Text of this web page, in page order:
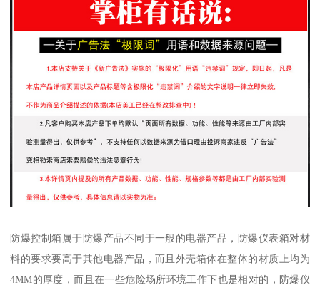
防爆控制箱属于防爆产品不同于一般的电器产品，防爆仪表箱对材
料的要求要高于其他电器产品，而且外壳箱体在整体的材质上均为
4MM的厚度，而且在一些危险场所环境工作下也是相对的，防爆仪